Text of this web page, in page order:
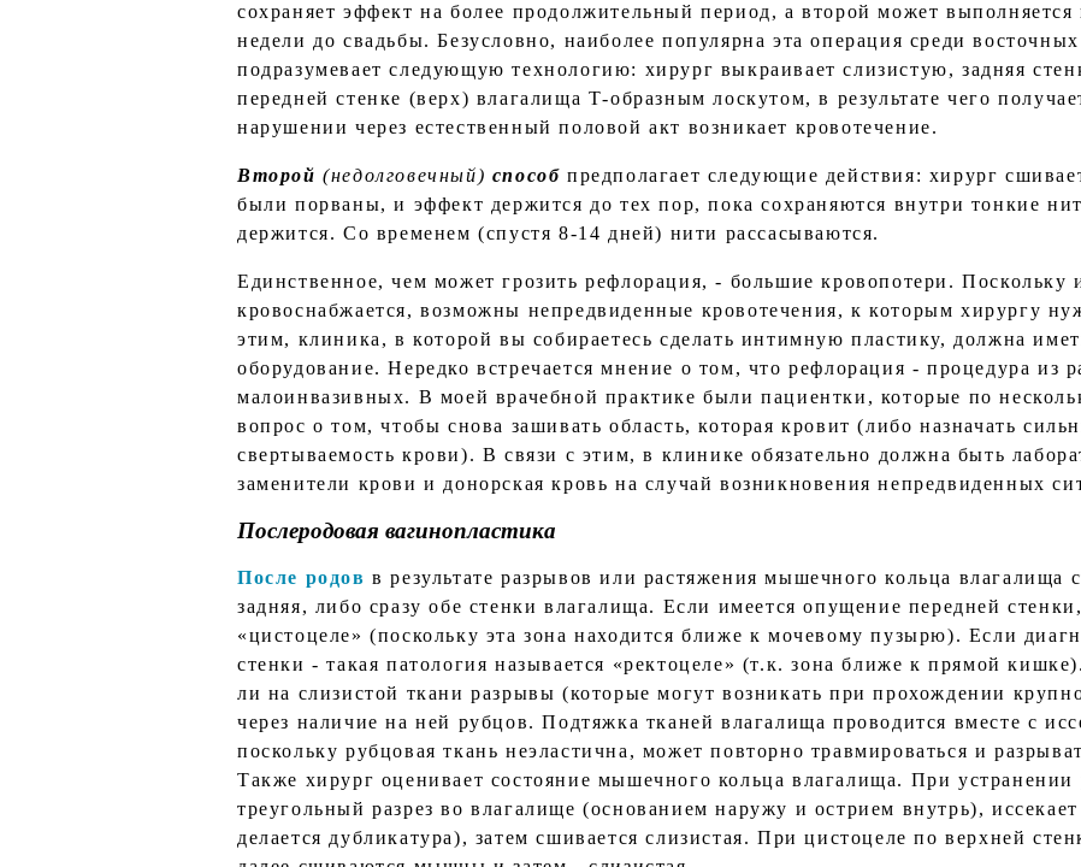
сохраняет эффект на более продолжительный период, а второй может выполняется
недели до свадьбы. Безусловно, наиболее популярна эта операция среди
подразумевает следующую технологию: хирург выкраивает слизистую, задняя
передней стенке (верх) влагалища Т-образным лоскутом, в результате чего
нарушении через естественный половой акт возникает кровотечение.
Второй (недолговечный) способ предполагает следующие действия: хирург
были порваны, и эффект держится до тех пор, пока сохраняются внутри тонкие
держится. Со временем (спустя 8-14 дней) нити рассасываются.
Единственное, чем может грозить рефлорация, - большие кровопотери. Поскольку
кровоснабжается, возможны непредвиденные кровотечения, к которым хирургу
этим, клиника, в которой вы собираетесь сделать интимную пластику, должна
оборудование. Нередко встречается мнение о том, что рефлорация - процедура из
малоинвазивных. В моей врачебной практике были пациентки, которые по
вопрос о том, чтобы снова зашивать область, которая кровит (либо назначать
свертываемость крови). В связи с этим, в клинике обязательно должна быть
заменители крови и донорская кровь на случай возникновения непредвиденных
Послеродовая вагинопластика
После родов в результате разрывов или растяжения мышечного кольца влагалища
задняя, либо сразу обе стенки влагалища. Если имеется опущение передней
«цистоцеле» (поскольку эта зона находится ближе к мочевому пузырю). Если
стенки - такая патология называется «ректоцеле» (т.к. зона ближе к прямой
ли на слизистой ткани разрывы (которые могут возникать при прохождении
через наличие на ней рубцов. Подтяжка тканей влагалища проводится вместе с
поскольку рубцовая ткань неэластична, может повторно травмироваться и
Также хирург оценивает состояние мышечного кольца влагалища. При устранении
треугольный разрез во влагалище (основанием наружу и острием внутрь),
делается дубликатура), затем сшивается слизистая. При цистоцеле по верхней